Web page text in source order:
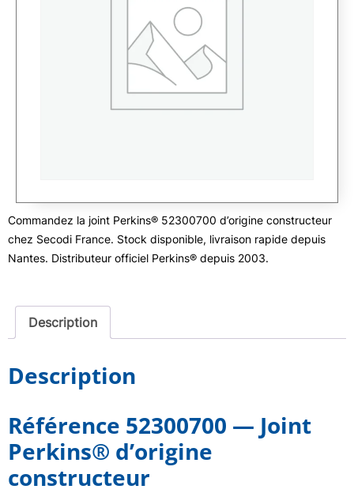
Commandez la joint Perkins® 52300700 d’origine constructeur
chez Secodi France. Stock disponible, livraison rapide depuis
Nantes. Distributeur officiel Perkins® depuis 2003.
Description
Description
Référence 52300700 — Joint
Perkins® d’origine
constructeur